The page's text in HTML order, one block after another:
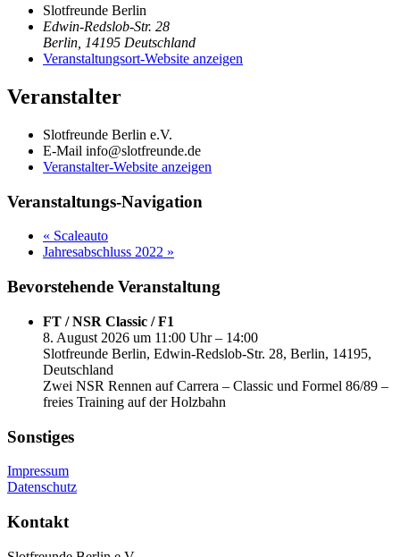
Slotfreunde Berlin
Edwin-Redslob-Str. 28
Berlin 14195 Deutschland
Veranstaltungsort-Website anzeigen
Veranstalter
Slotfreunde Berlin e.V.
E-Mail info@slotfreunde.de
Veranstalter-Website anzeigen
Veranstaltungs-Navigation
« Scaleauto
Jahresabschluss 2022 »
Bevorstehende Veranstaltung
FT / NSR Classic / F1
8. August 2026 um 11:00 Uhr – 14:00
Slotfreunde Berlin, Edwin-Redslob-Str. 28, Berlin, 14195,
Deutschland
Zwei NSR Rennen auf Carrera – Classic und Formel 86/89 –
freies Training auf der Holzbahn
Sonstiges
Impressum
Datenschutz
Kontakt